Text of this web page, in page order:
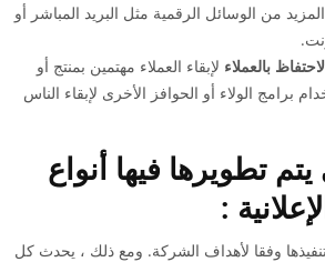
من الوسائل الرقمية مثل البريد المباشر أو
بالعملاء لإبقاء العملاء مهتمين بمنتج أو
برامج الولاء أو الحوافز الأخرى لإبقاء الناس
تطويرها فيها أنواع
:
تنفيذها وفقا لأهداف الشركة. ومع ذلك ، يحدث كل